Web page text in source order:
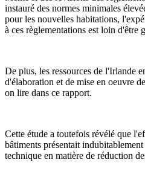
instauré des normes minimales
pour les nouvelles habitations,
à ces règlementations est loin d'être
De plus, les ressources de l'Irlande
d'élaboration et de mise en oeuvre
on lire dans ce rapport.
Cette étude a toutefois révélé que
bâtiments présentait
technique en matière de réduction